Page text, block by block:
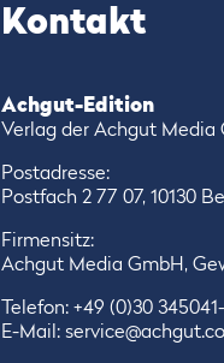
Kontakt
Achgut-Edition
Verlag der Achgut Media
Postadresse:
Postfach 2 77 07, 10130
Firmensitz:
Achgut Media GmbH,
Telefon: +49 (0)30
E-Mail: